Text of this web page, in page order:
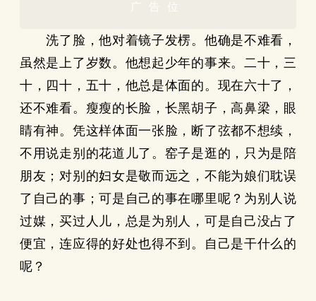
广告位
洗了脸，他对着镜子发楞。他确是不难看，
虽然是上了岁数。他想起少年的事来。二十，三
十，四十，五十，他总是体面的。现在六十了，
还不难看。瘦瘦的长脸，长黑胡子，高鼻梁，眼
睛有神。凭这样体面一张脸，断了弦都不想续，
不用说走别的花道儿了。窑子是逛的，只为是陪
朋友；对别的妇女是敬而远之，不能为娘们耽误
了自己的事；可是自己的事在哪里呢？为别人说
过媒，买过人儿，总是为别人，可是自己没占了
便宜，连应得的好处也得不到。自己是干什么的
呢？